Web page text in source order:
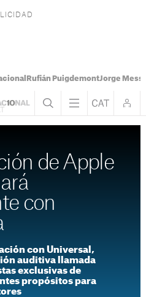
Rufián PuigdemontJorge Messi
de Apple
con
con Universal,
auditiva llamada
exclusivas de
propósitos para